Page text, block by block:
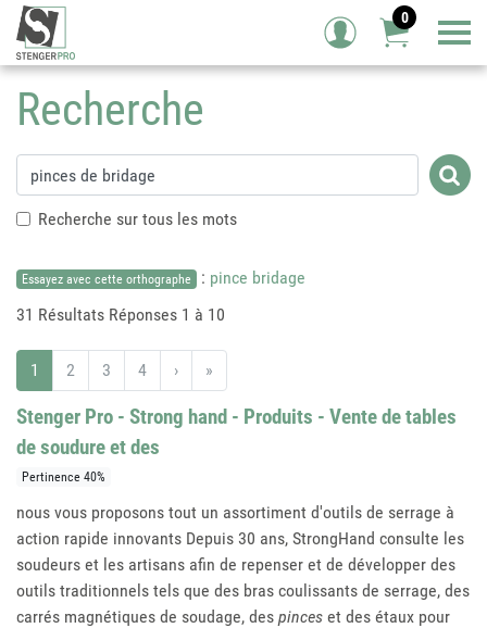
0
Recherche
Recherche sur tous les mots
Essayez avec cette orthographe : pince bridage
31 Résultats Réponses 1 à 10
1 2 3 4 › »
Stenger Pro - Strong hand - Produits - Vente de tables
de soudure et des
Pertinence 40%
nous vous proposons tout un assortiment d'outils de serrage à
action rapide innovants Depuis 30 ans, StrongHand consulte les
soudeurs et les artisans afin de repenser et de développer des
outils traditionnels tels que des bras coulissants de serrage, des
carrés magnétiques de soudage, des pinces et des étaux pour